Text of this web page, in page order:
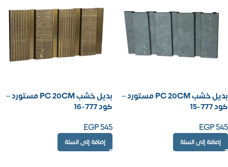
بديل خشب PC 20CM مستورد –
كود 777-15
EGP545
إضافة إلى السلة
بديل خشب PC 20CM مستورد –
كود 777-16
EGP545
إضافة إلى السلة